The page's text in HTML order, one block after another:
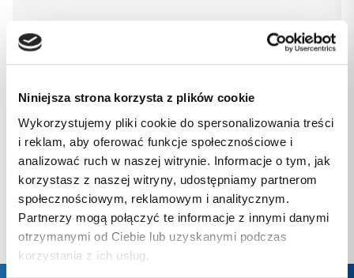
Niniejsza strona korzysta z plików cookie
Wykorzystujemy pliki cookie do spersonalizowania treści
i reklam, aby oferować funkcje społecznościowe i
analizować ruch w naszej witrynie. Informacje o tym, jak
korzystasz z naszej witryny, udostępniamy partnerom
społecznościowym, reklamowym i analitycznym.
Partnerzy mogą połączyć te informacje z innymi danymi
otrzymanymi od Ciebie lub uzyskanymi podczas
korzystania z ich usług.
695 219 832
DZIAŁ OBSŁUGI KLIENTA
71 334 90 00
KONTAKT